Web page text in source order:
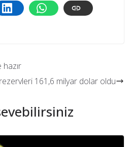
hazır
161,6 milyar dolar oldu